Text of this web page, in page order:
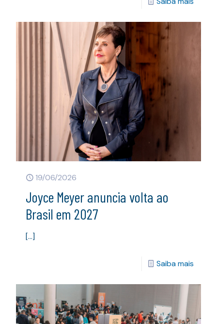
19/06/2026
Joyce Meyer anuncia volta ao
Brasil em 2027
[…]
Saiba mais